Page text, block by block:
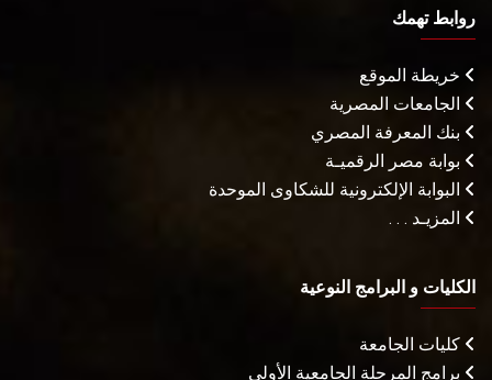
روابط تهمك
خريطة الموقع
الجامعات المصرية
بنك المعرفة المصري
بوابة مصر الرقميـة
البوابة الإلكترونية للشكاوى الموحدة
المزيـد . . .
الكليات و البرامج النوعية
كليات الجامعة
برامج المرحلة الجامعية الأولى